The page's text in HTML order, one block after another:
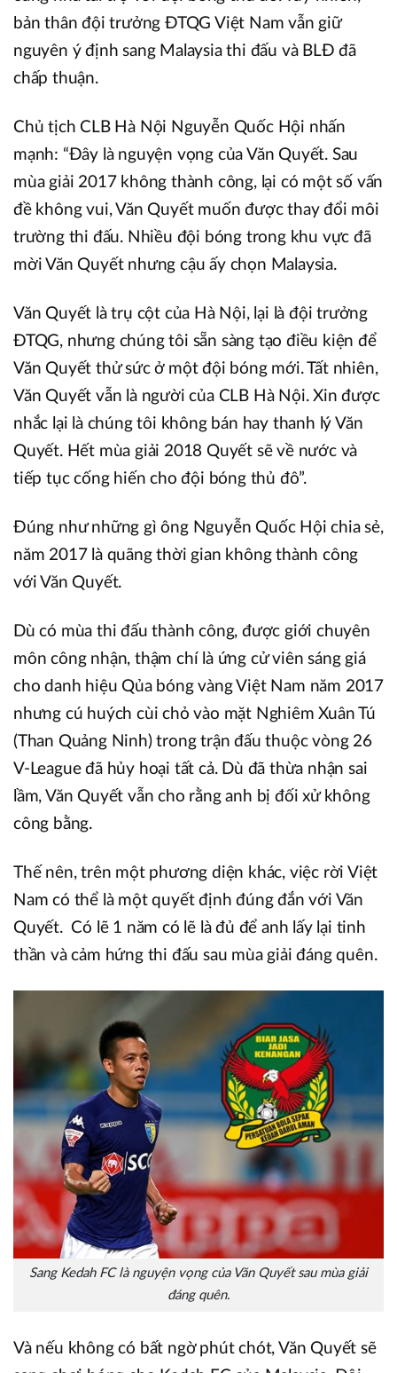
bản thân đội trưởng ĐTQG Việt Nam vẫn giữ
nguyên ý định sang Malaysia thi đấu và BLĐ đã
chấp thuận.
Chủ tịch CLB Hà Nội Nguyễn Quốc Hội nhấn
mạnh: “Đây là nguyện vọng của Văn Quyết. Sau
mùa giải 2017 không thành công, lại có một số vấn
đề không vui, Văn Quyết muốn được thay đổi môi
trường thi đấu. Nhiều đội bóng trong khu vực đã
mời Văn Quyết nhưng cậu ấy chọn Malaysia.
Văn Quyết là trụ cột của Hà Nội, lại là đội trưởng
ĐTQG, nhưng chúng tôi sẵn sàng tạo điều kiện để
Văn Quyết thử sức ở một đội bóng mới. Tất nhiên,
Văn Quyết vẫn là người của CLB Hà Nội. Xin được
nhắc lại là chúng tôi không bán hay thanh lý Văn
Quyết. Hết mùa giải 2018 Quyết sẽ về nước và
tiếp tục cống hiến cho đội bóng thủ đô”.
Đúng như những gì ông Nguyễn Quốc Hội chia sẻ,
năm 2017 là quãng thời gian không thành công
với Văn Quyết.
Dù có mùa thi đấu thành công, được giới chuyên
môn công nhận, thậm chí là ứng cử viên sáng giá
cho danh hiệu Qủa bóng vàng Việt Nam năm 2017
nhưng cú huých cùi chỏ vào mặt Nghiêm Xuân Tú
(Than Quảng Ninh) trong trận đấu thuộc vòng 26
V-League đã hủy hoại tất cả. Dù đã thừa nhận sai
lầm, Văn Quyết vẫn cho rằng anh bị đối xử không
công bằng.
Thế nên, trên một phương diện khác, việc rời Việt
Nam có thể là một quyết định đúng đắn với Văn
Quyết. Có lẽ 1 năm có lẽ là đủ để anh lấy lại tinh
thần và cảm hứng thi đấu sau mùa giải đáng quên.
Sang Kedah FC là nguyện vọng của Văn Quyết sau mùa giải
đáng quên.
Và nếu không có bất ngờ phút chót, Văn Quyết sẽ